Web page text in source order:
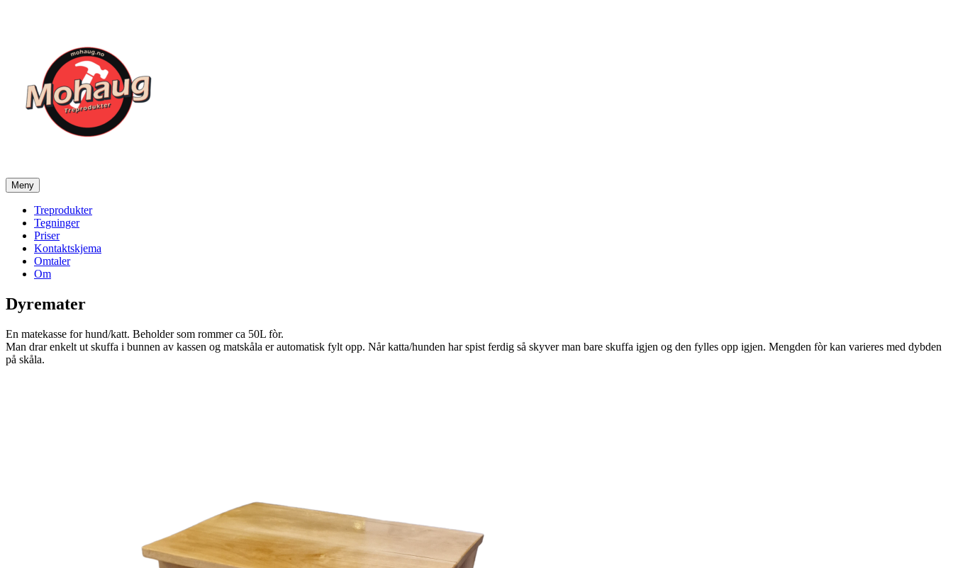
Mohaug Treprodukter
Salg av tegninger og treprodukter
Meny
Treprodukter
Tegninger
Priser
Kontaktskjema
Omtaler
Om
Dyremater
En matekasse for hund/katt. Beholder som rommer ca 50L fòr.
Man drar enkelt ut skuffa i bunnen av kassen og matskåla er automatisk fylt opp. Når katta/hunden har spist ferdig så skyver man bare skuffa igjen og den fylles opp igjen. Mengden fòr kan varieres med dybden
på skåla.